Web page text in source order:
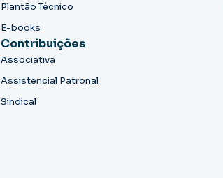
Plantão Técnico
E-books
Contribuições
Associativa
Assistencial Patronal
Sindical